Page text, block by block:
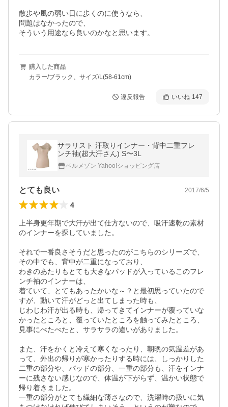
散歩や風の弱い日に歩くのに使うなら、
問題はなかったので、
そういう用途なら良いのかなと思います。
購入した商品
カラー/ブラック、サイズ/L(58-61cm)
違反報告 いいね 147
サラリスト 汗取りインナー・背中二重フレ
ンチ袖(超大汗さん) S〜3L
ベルメゾン Yahoo!ショッピング店
とても良い 2017/6/5
4
上半身更年期で大汗が出て仕方ないので、吸汗速乾の素材
のインナーを探していました。
それで一番良さそうだと思ったのがこちらのシリーズで、
その中でも、背中が二重になっており、
わきのあたりもとても大きなパッドが入っているこのフレ
ンチ袖のインナーは、
着ていて、とてもあったかいな～？と最初思っていたので
すが、動いて汗がどっと出てしまった時も、
じわじわ汗が出る時も、帰ってきてインナーが覆っていな
かったところと、覆っていたところを触ってみたところ、
見事にべたべたと、サラサラの違いがありました。
また、汗をかくと冷えて寒くなったり、朝晩の気温差があ
って、外出の帰りが寒かったりする時には、しっかりした
二重の部分や、パッドの部分、一重の部分も、汗をインナ
ーに残さない感じなので、体温が下がらず、温かい状態で
帰り着きました。
一重の部分がとても繊細な薄さなので、洗濯時の扱いに気